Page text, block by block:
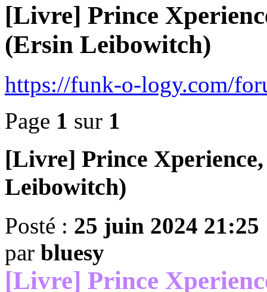
[Livre] Prince
(Ersin Leibowitch)
https://funk-o-logy.com/
Page 1 sur 1
[Livre] Prince
Leibowitch)
Posté : 25 juin 2024 21:25
par bluesy
[Livre] Prince